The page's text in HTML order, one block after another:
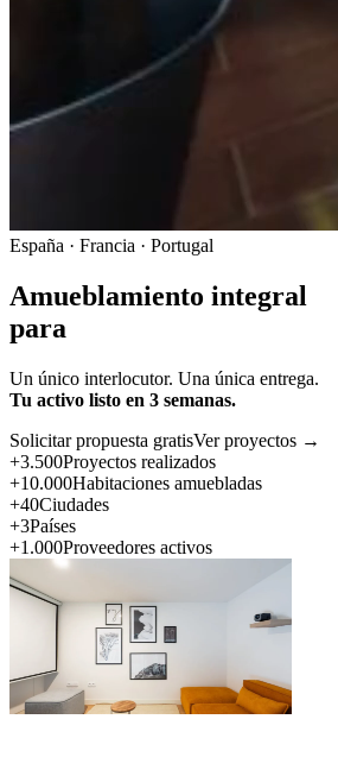
España · Francia · Portugal
Amueblamiento integral
para
Un único interlocutor. Una única entrega.
Tu activo listo en 3 semanas.
Solicitar propuesta gratisVer proyectos →
+3.500Proyectos realizados
+10.000Habitaciones amuebladas
+40Ciudades
+3Países
+1.000Proveedores activos